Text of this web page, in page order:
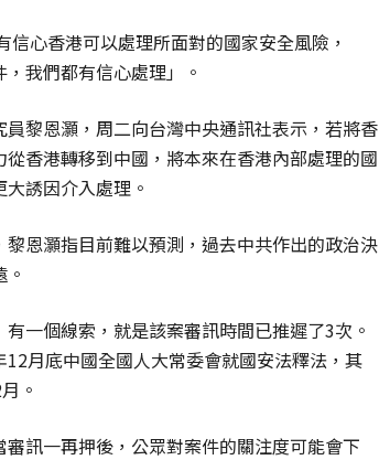
心香港可以處理所面對的國家安全風險，
我們都有信心處理」。
黎恩灝，周二向台灣中央通訊社表示，若將香
香港轉移到中國，將本來在香港內部處理的國
誘因介入處理。
恩灝指目前難以預測，過去中共作出的政治決
一個線索，就是該案審訊時間已推遲了3次。
月底中國全國人大常委會就國安法釋法，其
。
訊一再押後，公眾對案件的關注度可能會下